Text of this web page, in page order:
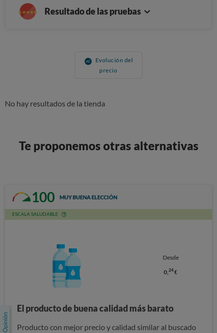
Resultado de las pruebas
Evolución del
precio
No hay resultados de la tienda
Te proponemos otras alternativas
100 MUY BUENA ELECCIÓN
ESCALA SALUDABLE
Desde
0,24 €
El producto de buena calidad más barato
Producto con mejor precio y calidad similar al buscado